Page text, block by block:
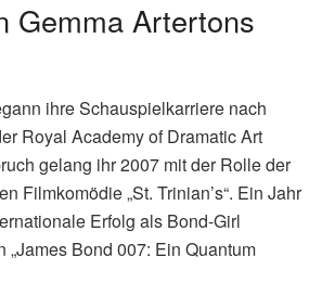
Gemma Artertons
ihre Schauspielkarriere nach
Royal Academy of Dramatic Art
gelang ihr 2007 mit der Rolle der
Filmkomödie „St. Trinian’s“. Ein Jahr
Erfolg als Bond-Girl
„James Bond 007: Ein Quantum